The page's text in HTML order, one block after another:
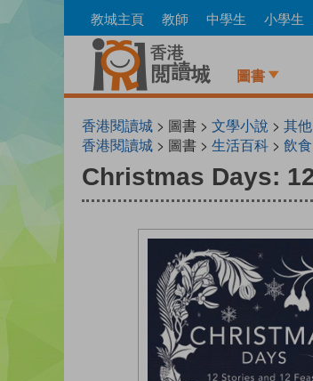
to
教城主頁 教師 中學生 小學生
圖書
香港閱讀城 > 圖書 > 文學小說 > 其他
香港閱讀城 > 圖書 > 生活百科 > 飲食
Christmas Days: